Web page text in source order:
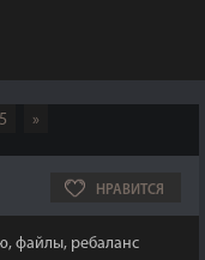
»
НРАВИТСЯ
файлы, ребаланс